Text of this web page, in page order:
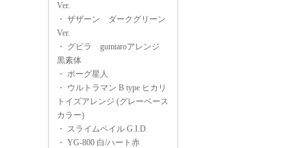
Ver.
・ ザザーン ダークグリーン
Ver.
・ グビラ gumtaroアレンジ
黒素体
・ ボーグ星人
・ ウルトラマン B type ヒカリ
トイズアレンジ (グレーベース
カラー)
・ スライムペイル G.I.D
・ YG-800 白/ハート赤